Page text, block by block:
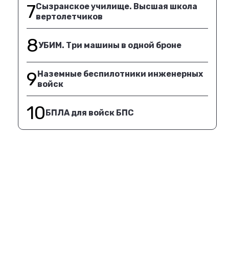
7Сызранское училище. Высшая школа
вертолетчиков
8УБИМ. Три машины в одной броне
9Наземные беспилотники инженерных
войск
10БПЛА для войск БПС